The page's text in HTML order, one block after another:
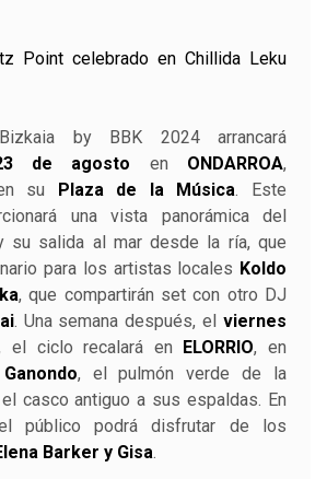
Point celebrado en Chillida Leku
by BBK 2024 arrancará
de agosto en ONDARROA,
su
Plaza de la Música. Este
una vista panorámica del
su salida al mar desde la ría, que
para los artistas locales Koldo
, que compartirán set con otro DJ
. Una semana después, el viernes
el ciclo recalará en ELORRIO, en
, el pulmón verde de la
casco antiguo a sus espaldas. En
público podrá disfrutar de los
Barker y Gisa.